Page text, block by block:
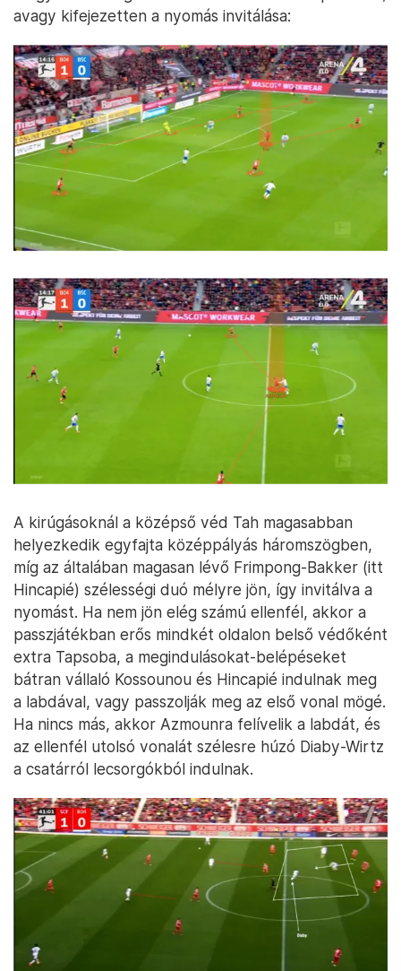
avagy kifejezetten a nyomás invitálása:
A kirúgásoknál a középső véd Tah magasabban
helyezkedik egyfajta középpályás háromszögben,
míg az általában magasan lévő Frimpong-Bakker (itt
Hincapié) szélességi duó mélyre jön, így invitálva a
nyomást. Ha nem jön elég számú ellenfél, akkor a
passzjátékban erős mindkét oldalon belső védőként
extra Tapsoba, a megindulásokat-belépéseket
bátran vállaló Kossounou és Hincapié indulnak meg
a labdával, vagy passzolják meg az első vonal mögé.
Ha nincs más, akkor Azmounra felívelik a labdát, és
az ellenfél utolsó vonalát szélesre húzó Diaby-Wirtz
a csatárról lecsorgókból indulnak.